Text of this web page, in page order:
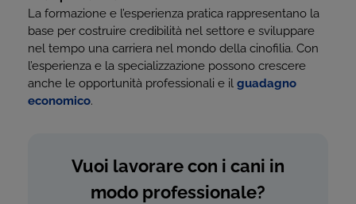
La formazione e l’esperienza pratica rappresentano la
base per costruire credibilità nel settore e sviluppare
nel tempo una carriera nel mondo della cinofilia. Con
l’esperienza e la specializzazione possono crescere
anche le opportunità professionali e il guadagno
economico.
Vuoi lavorare con i cani in
modo professionale?